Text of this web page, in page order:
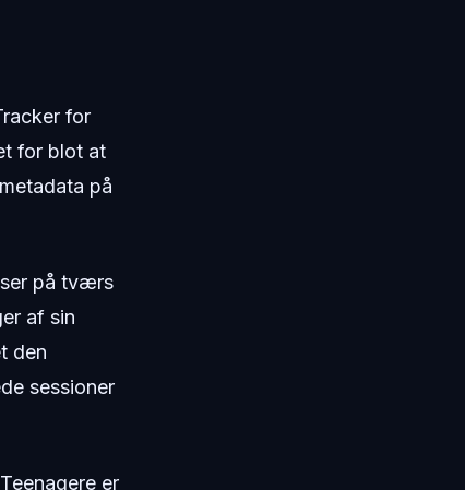
for
for blot at
på
på tværs
af sin
den
sessioner
er